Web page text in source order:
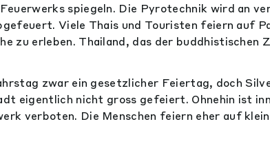
spiegeln. Die Pyrotechnik wird an
Viele Thais und Touristen feiern auf
zu erleben. Thailand, das der buddhistischen
zwar ein gesetzlicher Feiertag, doch
eigentlich nicht gross gefeiert. Ohnehin ist
verboten. Die Menschen feiern eher auf